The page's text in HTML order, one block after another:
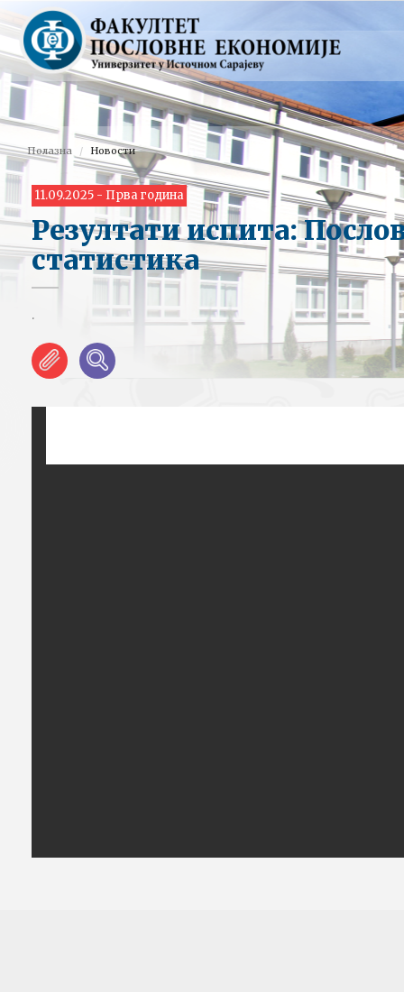
Полазна Новости
11.09.2025 - Прва година
Резултати испита:
статистика
.